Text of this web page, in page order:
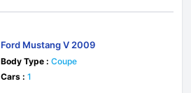
Ford Mustang V 2009
Body Type : Coupe
Cars : 1